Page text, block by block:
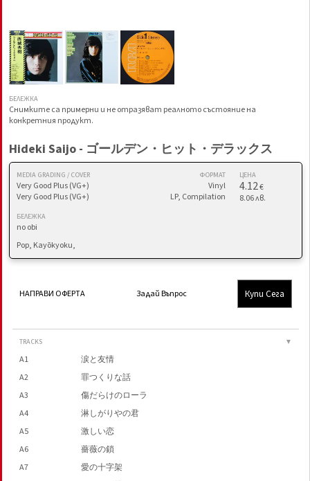
БЕЛЕЖКА
Снимките са примерни и не отразяват реалното състояние на
конкретния продукт.
Hideki Saijo - ゴールデン・ヒット・デラックス
MEDIA GRADING / COVER
Very Good Plus (VG+)
Very Good Plus (VG+)
ФОРМАТ
Vinyl
LP, Compilation
ЦЕНА
4.12€
8.06 лв.
БЕЛЕЖКА
no obi
Pop, Kayōkyoku,
НАПРАВИ ОФЕРТА Задай Въпрос Купи Сега
TRACKS ▼
A1
涙と友情
A2
罪つくりな話
A3
傷だらけのローラ
A4
淋しがりやの君
A5
激しい恋
A6
薔薇の鎖
A7
愛の十字架